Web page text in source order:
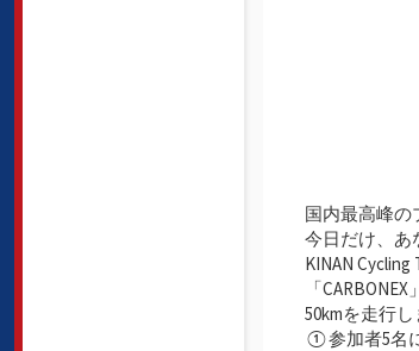
国内最高峰の
今日だけ、あ
KINAN
「
50kmを走行し
①参加者5名